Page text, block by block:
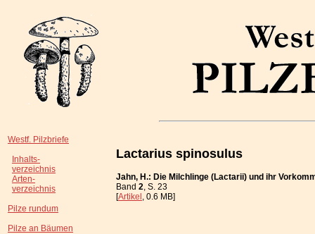
Westf. Pilzbriefe
Inhalts-
verzeichnis
Arten-
verzeichnis
Pilze rundum
Pilze an Bäumen
Lactarius spinosulus
Jahn, H.: Die Milchlinge (Lactarii) und ihr
Band 2, S. 23
[Artikel, 0.6 MB]